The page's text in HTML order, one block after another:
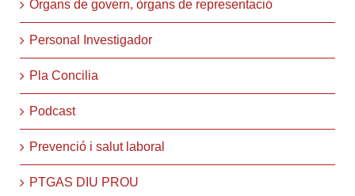
Òrgans de govern, òrgans de representació
Personal Investigador
Pla Concilia
Podcast
Prevenció i salut laboral
PTGAS DIU PROU